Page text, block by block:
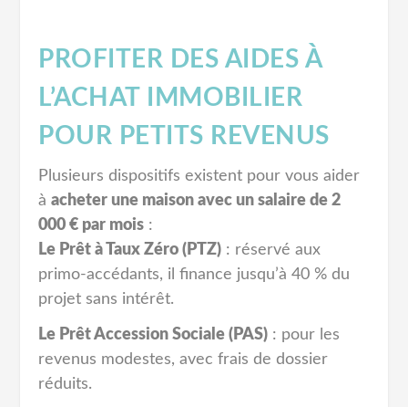
PROFITER DES AIDES À
L’ACHAT IMMOBILIER
POUR PETITS REVENUS
Plusieurs dispositifs existent pour vous aider
àacheter une maison avec un salaire de 2
000 € par mois :
Le Prêt à Taux Zéro (PTZ) : réservé aux
primo-accédants, il finance jusqu’à 40 % du
projet sans intérêt.
Le Prêt Accession Sociale (PAS) : pour les
revenus modestes, avec frais de dossier
réduits.